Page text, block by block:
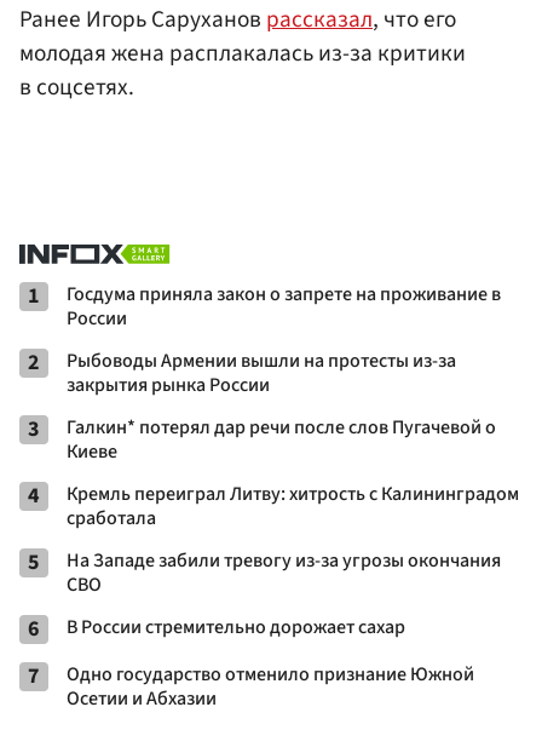
Ранее Игорь Саруханов рассказал, что его
молодая жена расплакалась из-за критики
в соцсетях.
1
Госдума приняла закон о запрете на проживание в
России
2
Рыбоводы Армении вышли на протесты из-за
закрытия рынка России
3
Галкин* потерял дар речи после слов Пугачевой о
Киеве
4
Кремль переиграл Литву: хитрость с Калининградом
сработала
5
На Западе забили тревогу из-за угрозы окончания
СВО
6 В России стремительно дорожает сахар
7
Одно государство отменило признание Южной
Осетии и Абхазии